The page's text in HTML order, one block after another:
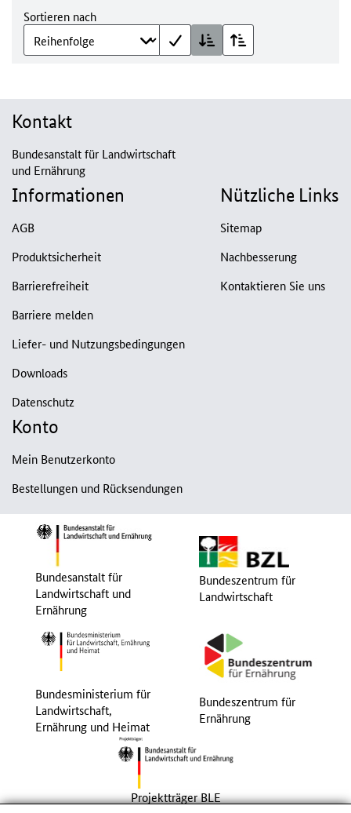
Sortieren nach
Kontakt
Bundesanstalt für Landwirtschaft
und Ernährung
Informationen
AGB
Produktsicherheit
Barrierefreiheit
Barriere melden
Liefer- und Nutzungsbedingungen
Downloads
Datenschutz
Nützliche Links
Sitemap
Nachbesserung
Kontaktieren Sie uns
Konto
Mein Benutzerkonto
Bestellungen und Rücksendungen
Bundesanstalt für
Landwirtschaft und
Ernährung
Bundeszentrum für
Landwirtschaft
Bundesministerium für
Landwirtschaft,
Ernährung und Heimat
Bundeszentrum für
Ernährung
Projektträger BLE